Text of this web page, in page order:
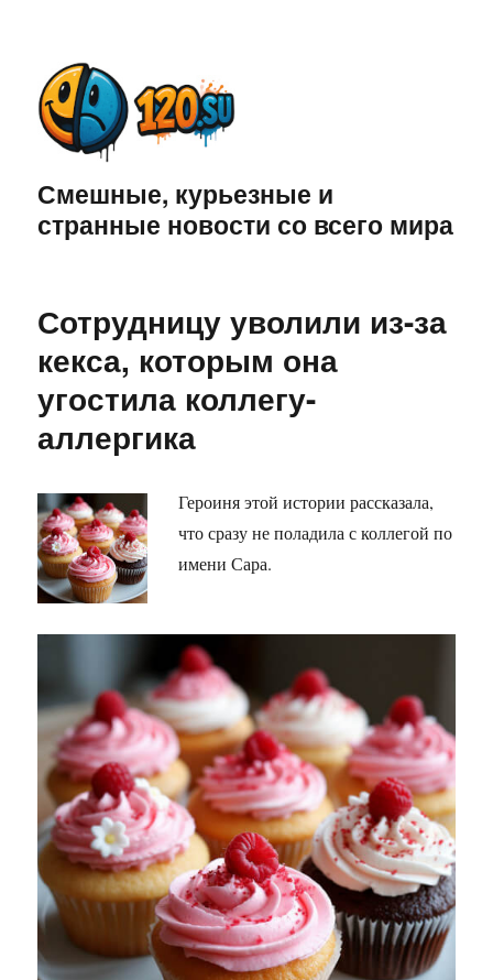
Смешные, курьезные и
странные новости со всего мира
Сотрудницу уволили из-за
кекса, которым она
угостила коллегу-
аллергика
Героиня этой истории рассказала,
что сразу не поладила с коллегой по
имени Сара.